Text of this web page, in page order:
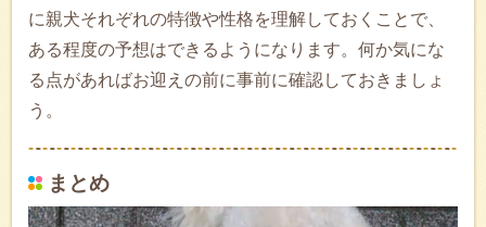
に親犬それぞれの特徴や性格を理解しておくことで、
ある程度の予想はできるようになります。何か気にな
る点があればお迎えの前に事前に確認しておきましょ
う。
まとめ